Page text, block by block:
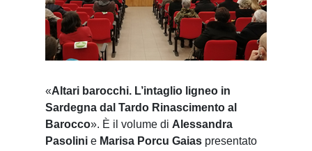
«Altari barocchi. L’intaglio ligneo in
Sardegna dal Tardo Rinascimento al
Barocco». È il volume di Alessandra
Pasolini e Marisa Porcu Gaias presentato